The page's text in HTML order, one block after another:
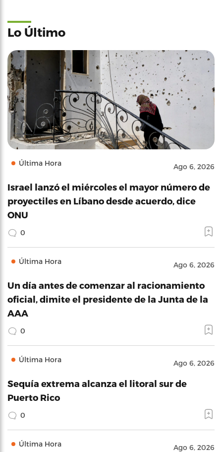
Lo Último
Última Hora Ago 6, 2026
Israel lanzó el miércoles el mayor número de
proyectiles en Líbano desde acuerdo, dice
ONU
0
Última Hora Ago 6, 2026
Un día antes de comenzar al racionamiento
oficial, dimite el presidente de la Junta de la
AAA
0
Última Hora Ago 6, 2026
Sequía extrema alcanza el litoral sur de
Puerto Rico
0
Última Hora Ago 6, 2026